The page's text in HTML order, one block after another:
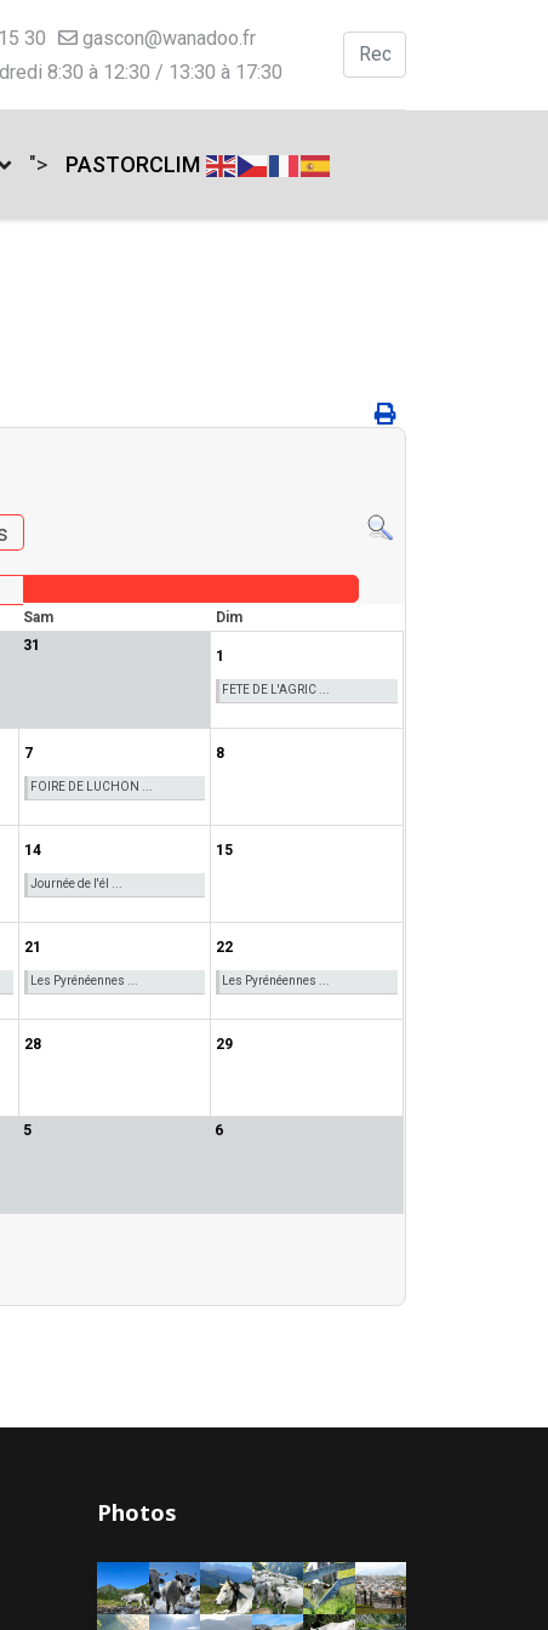
30
gascon@wanadoo.fr
8:30 à 12:30 / 13:30 à 17:30
Valider
"> PASTORCLIM
Sam
Dim
31
1
FETE DE L'AGRIC ...
7
FOIRE DE LUCHON ...
8
14
Journée de l'él ...
15
21
Les Pyrénéennes ...
22
Les Pyrénéennes ...
28 29
5 6
Photos